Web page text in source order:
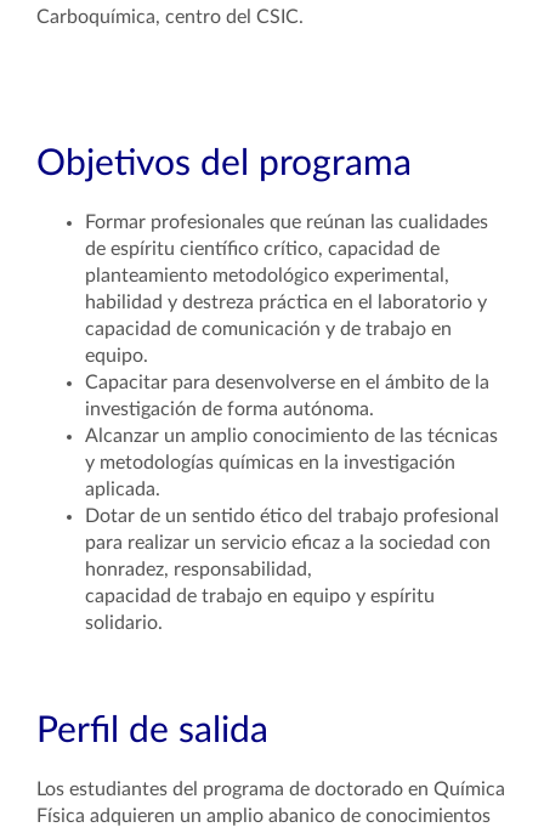
Carboquímica, centro del CSIC.
Objetivos del programa
Formar profesionales que reúnan las cualidades
de espíritu científico crítico, capacidad de
planteamiento metodológico experimental,
habilidad y destreza práctica en el laboratorio y
capacidad de comunicación y de trabajo en
equipo.
Capacitar para desenvolverse en el ámbito de la
investigación de forma autónoma.
Alcanzar un amplio conocimiento de las técnicas
y metodologías químicas en la investigación
aplicada.
Dotar de un sentido ético del trabajo profesional
para realizar un servicio eficaz a la sociedad con
honradez, responsabilidad,
capacidad de trabajo en equipo y espíritu
solidario.
Perfil de salida
Los estudiantes del programa de doctorado en Química
Física adquieren un amplio abanico de conocimientos